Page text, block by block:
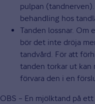
pulpan
behandling hos
Tanden lossnar. Om
bör det inte dröja
tandvård. För att
tanden torkar ut kan
förvara den i en
OBS – En mjölktand på